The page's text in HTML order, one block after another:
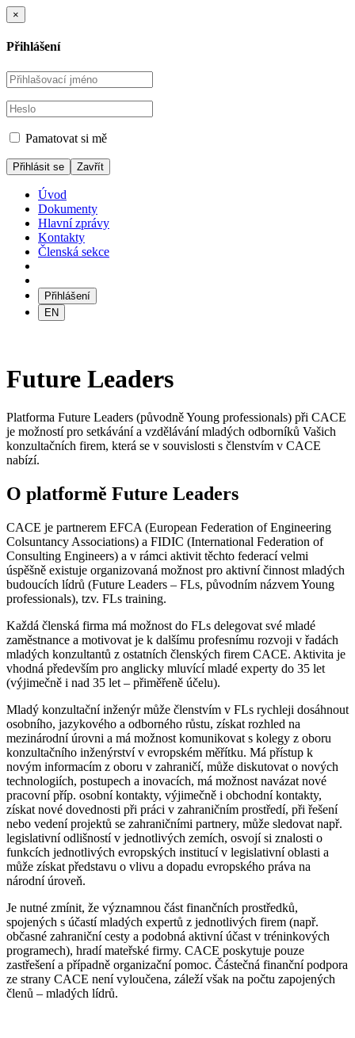
×
Přihlášení
Pamatovat si mě
Zavřít
Úvod
Dokumenty
Hlavní zprávy
Kontakty
Členská sekce
Přihlášení
EN
Future Leaders
Platforma Future Leaders (původně Young professionals) při CACE
je možností pro setkávání a vzdělávání mladých odborníků Vašich
konzultačních firem, která se v souvislosti s členstvím v CACE
nabízí.
O platformě Future Leaders
CACE je partnerem EFCA (European Federation of Engineering
Colsuntancy Associations) a FIDIC (International Federation of
Consulting Engineers) a v rámci aktivit těchto federací velmi
úspěšně existuje organizovaná možnost pro aktivní činnost mladých
budoucích lídrů (Future Leaders – FLs, původním názvem Young
professionals), tzv. FLs training.
Každá členská firma má možnost do FLs delegovat své mladé
zaměstnance a motivovat je k dalšímu profesnímu rozvoji v řadách
mladých konzultantů z ostatních členských firem CACE. Aktivita je
vhodná především pro anglicky mluvící mladé experty do 35 let
(výjimečně i nad 35 let – přiměřeně účelu).
Mladý konzultační inženýr může členstvím v FLs rychleji dosáhnout
osobního, jazykového a odborného růstu, získat rozhled na
mezinárodní úrovni a má možnost komunikovat s kolegy z oboru
konzultačního inženýrství v evropském měřítku. Má přístup k
novým informacím z oboru v zahraničí, může diskutovat o nových
technologiích, postupech a inovacích, má možnost navázat nové
pracovní příp. osobní kontakty, výjimečně i obchodní kontakty,
získat nové dovednosti při práci v zahraničním prostředí, při řešení
nebo vedení projektů se zahraničními partnery, může sledovat např.
legislativní odlišností v jednotlivých zemích, osvojí si znalosti o
funkcích jednotlivých evropských institucí v legislativní oblasti a
může získat představu o vlivu a dopadu evropského práva na
národní úroveň.
Je nutné zmínit, že významnou část finančních prostředků,
spojených s účastí mladých expertů z jednotlivých firem (např.
občasné zahraniční cesty a podobná aktivní účast v tréninkových
programech), hradí mateřské firmy. CACE poskytuje pouze
zastřešení a případně organizační pomoc. Částečná finanční podpora
ze strany CACE není vyloučena, záleží však na počtu zapojených
členů – mladých lídrů.